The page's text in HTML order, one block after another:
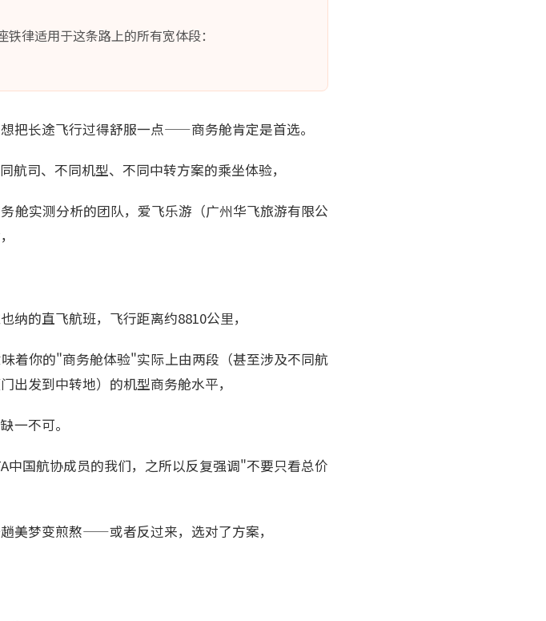
律适用于这条路上的所有宽体段：
把长途飞行过得舒服一点——商务舱肯定是首选。
司、不同机型、不同中转方案的乘坐体验，
舱实测分析的团队，爱飞乐游（广州华飞旅游有限公
的直飞航班，飞行距离约8810公里，
着你的"商务舱体验"实际上由两段（甚至涉及不同航
发到中转地）的机型商务舱水平，
一不可。
中国航协成员的我们，之所以反复强调"不要只看总价
美梦变煎熬——或者反过来，选对了方案，